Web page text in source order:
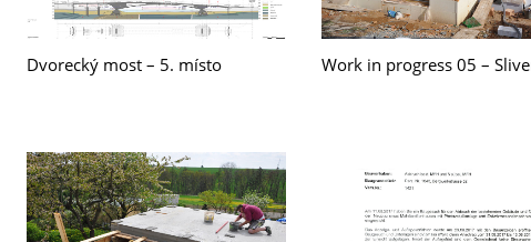
Dvorecký most – 5. místo Work in progress 05 –